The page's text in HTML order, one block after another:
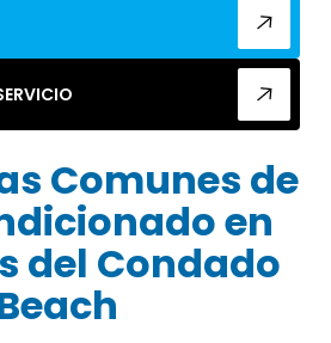
Comunes de
en
del Condado